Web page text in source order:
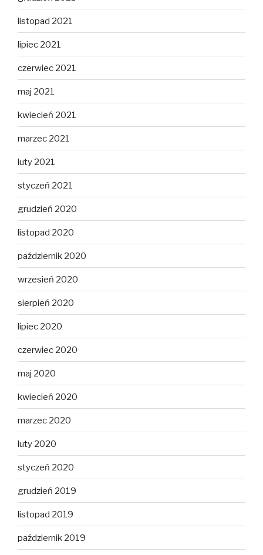
listopad 2021
lipiec 2021
czerwiec 2021
maj 2021
kwiecień 2021
marzec 2021
luty 2021
styczeń 2021
grudzień 2020
listopad 2020
październik 2020
wrzesień 2020
sierpień 2020
lipiec 2020
czerwiec 2020
maj 2020
kwiecień 2020
marzec 2020
luty 2020
styczeń 2020
grudzień 2019
listopad 2019
październik 2019